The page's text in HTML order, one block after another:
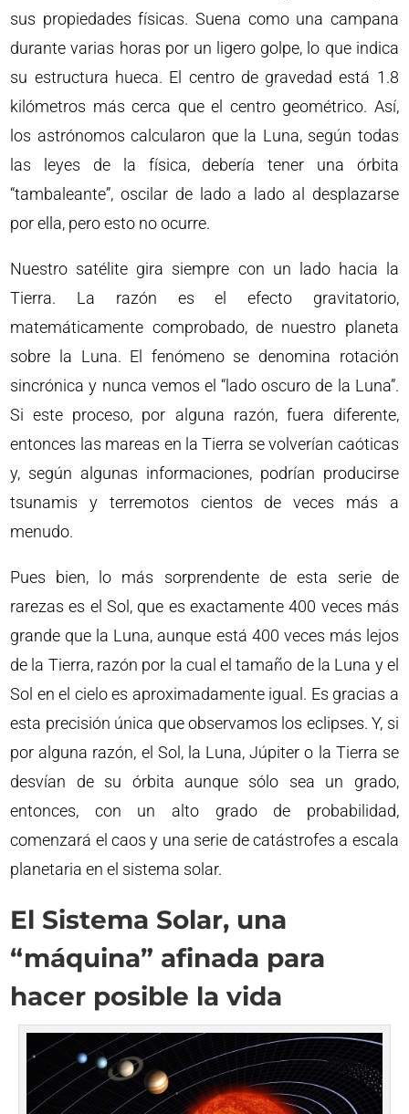
sus propiedades físicas. Suena como una campana
durante varias horas por un ligero golpe, lo que indica
su estructura hueca. El centro de gravedad está 1.8
kilómetros más cerca que el centro geométrico. Así,
los astrónomos calcularon que la Luna, según todas
las leyes de la física, debería tener una órbita
“tambaleante”, oscilar de lado a lado al desplazarse
por ella, pero esto no ocurre.
Nuestro satélite gira siempre con un lado hacia la
Tierra. La razón es el efecto gravitatorio,
matemáticamente comprobado, de nuestro planeta
sobre la Luna. El fenómeno se denomina rotación
sincrónica y nunca vemos el “lado oscuro de la Luna”.
Si este proceso, por alguna razón, fuera diferente,
entonces las mareas en la Tierra se volverían caóticas
y, según algunas informaciones, podrían producirse
tsunamis y terremotos cientos de veces más a
menudo.
Pues bien, lo más sorprendente de esta serie de
rarezas es el Sol, que es exactamente 400 veces más
grande que la Luna, aunque está 400 veces más lejos
de la Tierra, razón por la cual el tamaño de la Luna y el
Sol en el cielo es aproximadamente igual. Es gracias a
esta precisión única que observamos los eclipses. Y, si
por alguna razón, el Sol, la Luna, Júpiter o la Tierra se
desvían de su órbita aunque sólo sea un grado,
entonces, con un alto grado de probabilidad,
comenzará el caos y una serie de catástrofes a escala
planetaria en el sistema solar.
El Sistema Solar, una
“máquina” afinada para
hacer posible la vida